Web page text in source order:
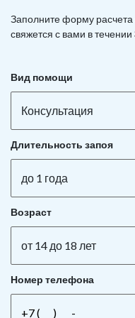
Заполните форму расчета
свяжется с вами в
Вид помощи
Консультация
Длительность запоя
до 1 года
Возраст
от 14 до 18 лет
Номер телефона